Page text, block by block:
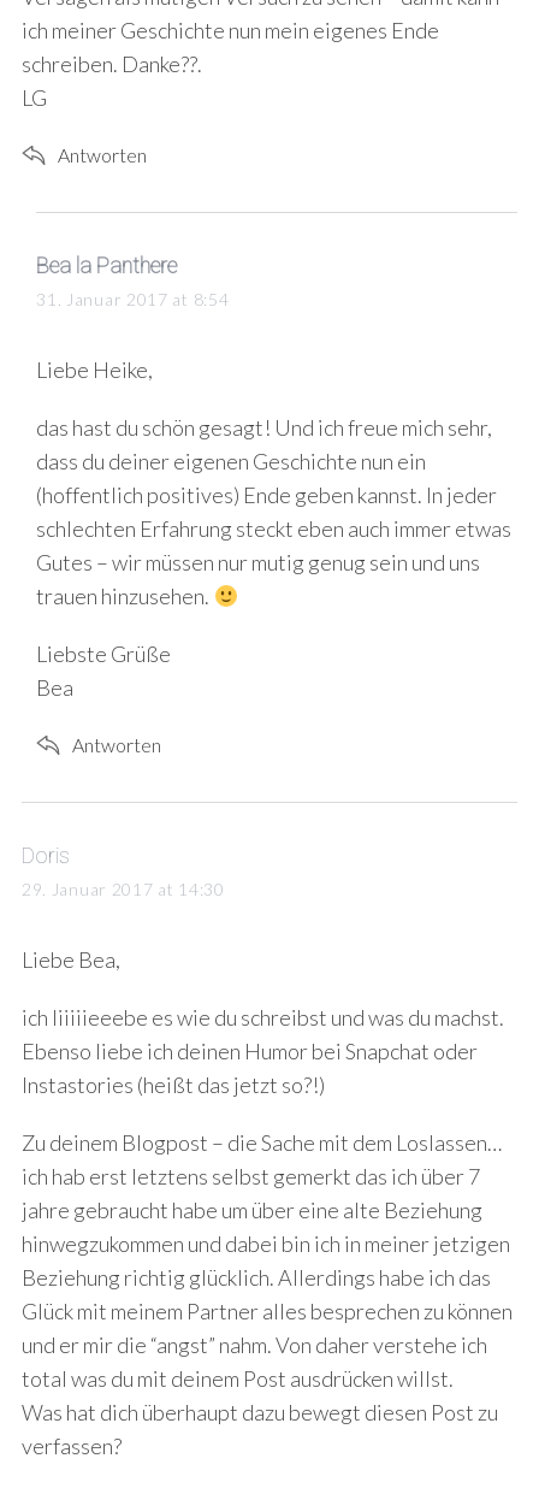
ich meiner Geschichte nun mein eigenes Ende
schreiben. Danke??.
LG
Antworten
s
a
s
Bea la Panthere
31. Januar 2017 at 8:54
Liebe Heike,
das hast du schön gesagt! Und ich freue mich sehr,
dass du deiner eigenen Geschichte nun ein
(hoffentlich positives) Ende geben kannst. In jeder
schlechten Erfahrung steckt eben auch immer etwas
Gutes – wir müssen nur mutig genug sein und uns
trauen hinzusehen.
Liebste Grüße
Bea
Antworten
s
a
s
Doris
29. Januar 2017 at 14:30
Liebe Bea,
ich liiiiieeebe es wie du schreibst und was du machst.
Ebenso liebe ich deinen Humor bei Snapchat oder
Instastories (heißt das jetzt so?!)
Zu deinem Blogpost – die Sache mit dem Loslassen…
ich hab erst letztens selbst gemerkt das ich über 7
jahre gebraucht habe um über eine alte Beziehung
hinwegzukommen und dabei bin ich in meiner jetzigen
Beziehung richtig glücklich. Allerdings habe ich das
Glück mit meinem Partner alles besprechen zu können
und er mir die “angst” nahm. Von daher verstehe ich
total was du mit deinem Post ausdrücken willst.
Was hat dich überhaupt dazu bewegt diesen Post zu
verfassen?